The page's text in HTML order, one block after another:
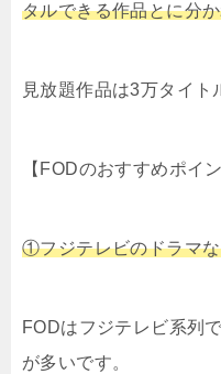
タルできる作品とに分
見放題作品は3万タイト
【FODのおすすめポイン
①フジテレビのドラマ
FODはフジテレビ系列
が多いです。